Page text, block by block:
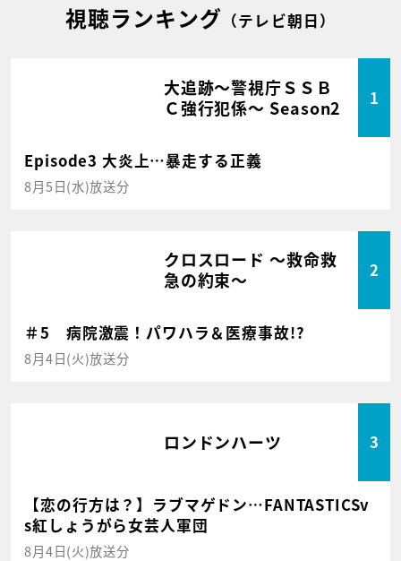
視聴ランキング （テレビ朝日）
大追跡～警視庁ＳＳＢ
Ｃ強行犯係～ Season2
1
Episode3 大炎上…暴走する正義
8月5日(水)放送分
クロスロード ～救命救
急の約束～
2
＃5 病院激震！パワハラ＆医療事故!?
8月4日(火)放送分
ロンドンハーツ 3
【恋の行方は？】ラブマゲドン…FANTASTICSv
s紅しょうがら女芸人軍団
8月4日(火)放送分